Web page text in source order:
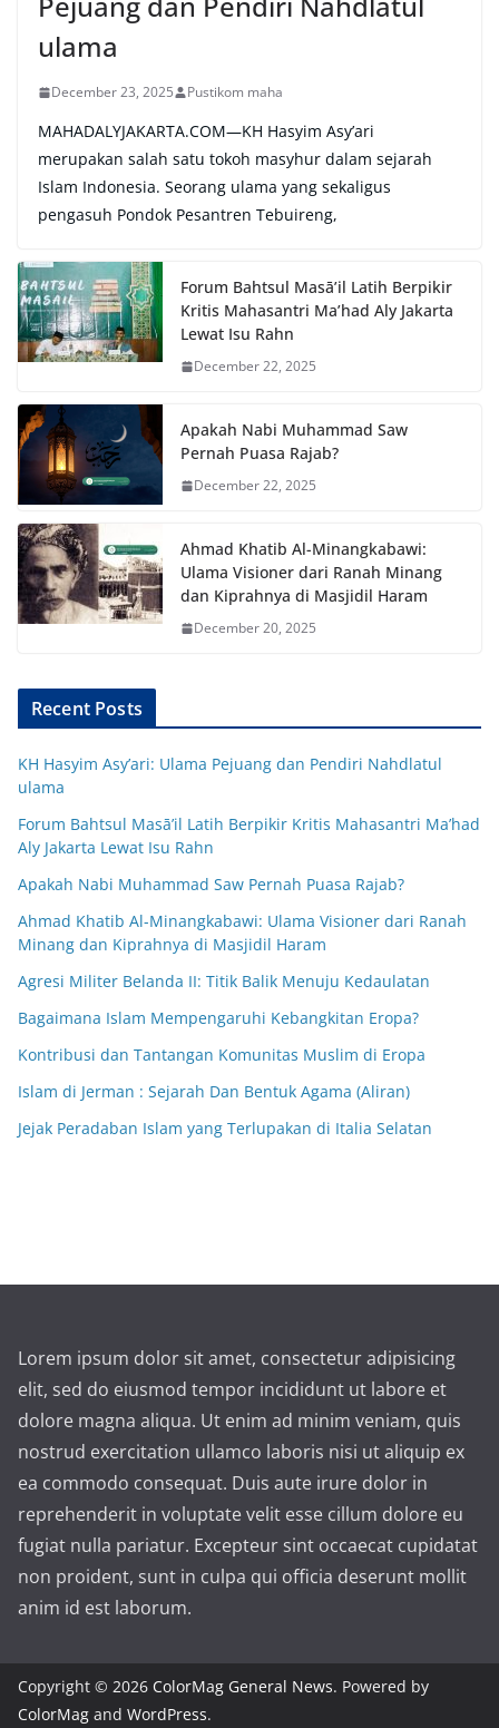
ulama
December 23, 2025 Pustikom maha
MAHADALYJAKARTA.COM—KH Hasyim Asy’ari
merupakan salah satu tokoh masyhur dalam sejarah
Islam Indonesia. Seorang ulama yang sekaligus
pengasuh Pondok Pesantren Tebuireng,
Forum Bahtsul Masā’il Latih Berpikir
Kritis Mahasantri Ma’had Aly Jakarta
Lewat Isu Rahn
December 22, 2025
Apakah Nabi Muhammad Saw
Pernah Puasa Rajab?
December 22, 2025
Ahmad Khatib Al-Minangkabawi:
Ulama Visioner dari Ranah Minang
dan Kiprahnya di Masjidil Haram
December 20, 2025
Recent Posts
KH Hasyim Asy’ari: Ulama Pejuang dan Pendiri Nahdlatul
ulama
Forum Bahtsul Masā’il Latih Berpikir Kritis Mahasantri Ma’had
Aly Jakarta Lewat Isu Rahn
Apakah Nabi Muhammad Saw Pernah Puasa Rajab?
Ahmad Khatib Al-Minangkabawi: Ulama Visioner dari Ranah
Minang dan Kiprahnya di Masjidil Haram
Agresi Militer Belanda II: Titik Balik Menuju Kedaulatan
Bagaimana Islam Mempengaruhi Kebangkitan Eropa?
Kontribusi dan Tantangan Komunitas Muslim di Eropa
Islam di Jerman : Sejarah Dan Bentuk Agama (Aliran)
Jejak Peradaban Islam yang Terlupakan di Italia Selatan
Lorem ipsum dolor sit amet, consectetur adipisicing
elit, sed do eiusmod tempor incididunt ut labore et
dolore magna aliqua. Ut enim ad minim veniam, quis
nostrud exercitation ullamco laboris nisi ut aliquip ex
ea commodo consequat. Duis aute irure dolor in
reprehenderit in voluptate velit esse cillum dolore eu
fugiat nulla pariatur. Excepteur sint occaecat cupidatat
non proident, sunt in culpa qui officia deserunt mollit
anim id est laborum.
Copyright © 2026 ColorMag General News. Powered by
ColorMag and WordPress.